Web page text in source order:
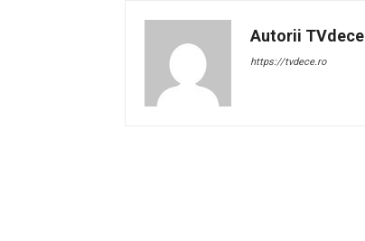
Autorii TVdece
https://tvdece.ro